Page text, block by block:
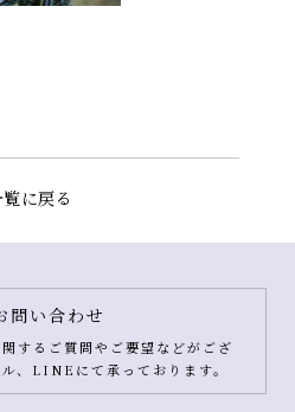
に戻る
問い合わせ
するご質問やご要望などがござ
、LINEにて承っております。